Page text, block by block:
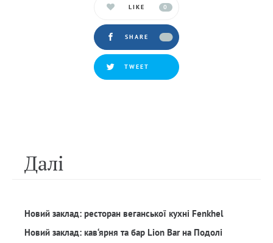
LIKE 0
SHARE
TWEET
Далi
Новий заклад: ресторан веганської кухні Fenkhel
Новий заклад: кав‘ярня та бар Lion Bar на Подолі